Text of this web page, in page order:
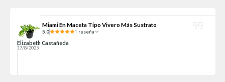
Miami En Maceta Tipo Vivero Más Sustrato
5.0 1 reseña
Elizabeth Castañeda
17/8/2025